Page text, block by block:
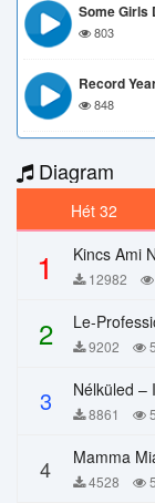
Some Girls
803
Record
848
Diagram
Hét 32
1 Kincs Ami
12982
2 9202
3 Nélküled –
8861
4 Mamma
4528